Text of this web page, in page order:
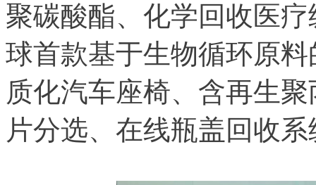
聚碳酸酯、化学回收医
球首款基于生物循环原
质化汽车座椅、含再生
片分选、在线瓶盖回收